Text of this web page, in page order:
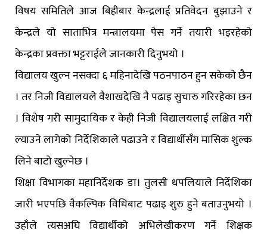
विषय समितिले आज बिहीबार केन्द्रलाई प्रतिवेदन बुझाउने र
केन्द्रले यो साताभित्र मन्त्रालयमा पेस गर्ने तयारी भइरहेको
केन्द्रका प्रवक्ता भट्टराईले जानकारी दिनुभयो ।
विद्यालय खुल्न नसक्दा ६ महिनादेखि पठनपाठन हुन सकेको छैन
। तर निजी विद्यालयले वैशाखदेखि नै पढाइ सुचारु गरिरहेका छन
। विशेष गरी सामुदायिक र केही निजी विद्यालयलाई लक्षित गरी
ल्याउने लागेको निर्देशिकाले पढाउने र विद्यार्थीसँग मासिक शुल्क
लिने बाटो खुल्नेछ ।
शिक्षा विभागका महानिर्देशक डा। तुलसी थपलियाले निर्देशिका
जारी भएपछि वैकल्पिक विधिबाट पढाइ शुरु हुने बताउनुभयो ।
उहाँले त्यसअघि विद्यार्थीको अभिलेखीकरण गर्ने शिक्षक